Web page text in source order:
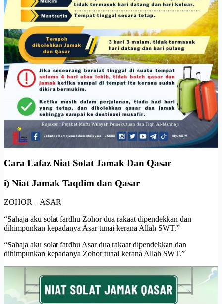
Cara Lafaz Niat Solat Jamak Dan Qasar
i) Niat Jamak Taqdim dan Qasar
ZOHOR – ASAR
“Sahaja aku solat fardhu Zohor dua rakaat dipendekkan dan
dihimpunkan kepadanya Asar tunai kerana Allah SWT.”
“Sahaja aku solat fardhu Asar dua rakaat dipendekkan dan
dihimpunkan kepadanya Zohor tunai kerana Allah SWT.”